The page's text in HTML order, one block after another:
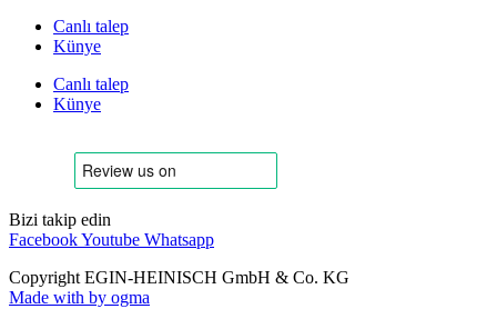
Canlı talep
Künye
Canlı talep
Künye
Bizi takip edin
FacebookYoutube Whatsapp
Copyright EGIN-HEINISCH GmbH & Co. KG
Made with by ogma